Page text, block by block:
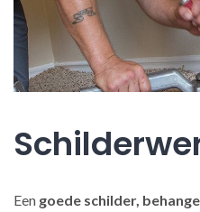
Een goede schilder,